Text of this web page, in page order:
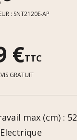
: SNT2120E-AP
€TTC
GRATUIT
max (cm) : 52